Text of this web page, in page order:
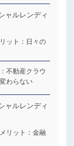
ャルレンディ
ット：日々の
不動産クラウ
わらない
ャルレンディ
リット：金融